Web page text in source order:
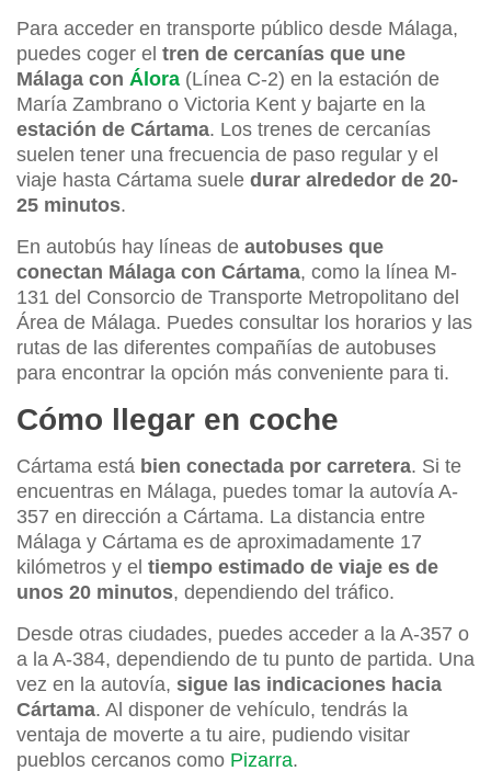
Para acceder en transporte público desde Málaga,
puedes coger el tren de cercanías que une
Málaga con Álora (Línea C-2) en la estación de
María Zambrano o Victoria Kent y bajarte en la
estación de Cártama. Los trenes de cercanías
suelen tener una frecuencia de paso regular y el
viaje hasta Cártama suele durar alrededor de 20-
25 minutos.
En autobús hay líneas de autobuses que
conectan Málaga con Cártama, como la línea M-
131 del Consorcio de Transporte Metropolitano del
Área de Málaga. Puedes consultar los horarios y las
rutas de las diferentes compañías de autobuses
para encontrar la opción más conveniente para ti.
Cómo llegar en coche
Cártama está bien conectada por carretera. Si te
encuentras en Málaga, puedes tomar la autovía A-
357 en dirección a Cártama. La distancia entre
Málaga y Cártama es de aproximadamente 17
kilómetros y el tiempo estimado de viaje es de
unos 20 minutos, dependiendo del tráfico.
Desde otras ciudades, puedes acceder a la A-357 o
a la A-384, dependiendo de tu punto de partida. Una
vez en la autovía, sigue las indicaciones hacia
Cártama. Al disponer de vehículo, tendrás la
ventaja de moverte a tu aire, pudiendo visitar
pueblos cercanos como Pizarra.